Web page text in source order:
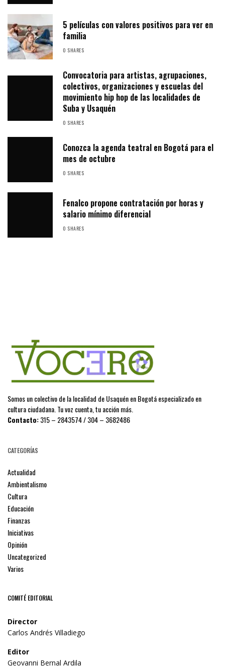
5 películas con valores positivos para ver en
familia
0 SHARES
Convocatoria para artistas, agrupaciones,
colectivos, organizaciones y escuelas del
movimiento hip hop de las localidades de
Suba y Usaquén
0 SHARES
Conozca la agenda teatral en Bogotá para el
mes de octubre
0 SHARES
Fenalco propone contratación por horas y
salario mínimo diferencial
0 SHARES
Somos un colectivo de la localidad de Usaquén en Bogotá especializado en
cultura ciudadana. Tu voz cuenta, tu acción más.
Contacto:315 – 2843574 / 304 – 3682486
CATEGORÍAS
Actualidad
Ambientalismo
Cultura
Educación
Finanzas
Iniciativas
Opinión
Uncategorized
Varios
COMITÉ EDITORIAL
Director
Carlos Andrés Villadiego
Editor
Geovanni Bernal Ardila